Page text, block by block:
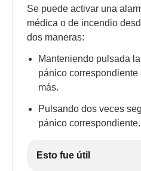
Se puede activar una
médica o de incendio
dos maneras:
Manteniendo pulsada
pánico
más.
Pulsando dos veces
pánico correspondiente.
Esto fue útil